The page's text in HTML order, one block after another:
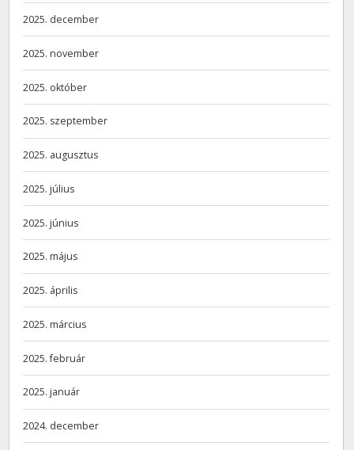
2025. december
2025. november
2025. október
2025. szeptember
2025. augusztus
2025. július
2025. június
2025. május
2025. április
2025. március
2025. február
2025. január
2024. december